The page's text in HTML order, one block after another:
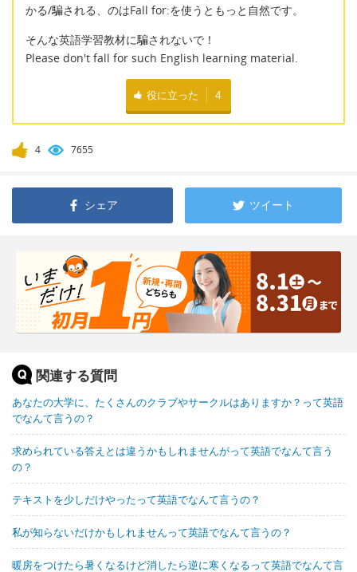
かる/騙される、のはFall for:を使うともっと自然です。
そんな英語学習教材に騙されないで！
Please don't fall for such English learning material.
役に立った 4
4 7655
シェア ツイート
関連する質問
あなたの大学に、たくさんのクラブやサークルはありますか？って英語
でなんて言うの？
求められている答えとは違うかもしれませんがって英語でなんて言う
の？
テキストを少しだけやったって英語でなんて言うの？
私が知らないだけかもしれませんって英語でなんて言うの？
暖房をつけたら暑くなるけど消したら逆に寒くなるって英語でなんて言